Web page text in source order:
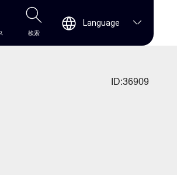
検索
Language
ID:36909